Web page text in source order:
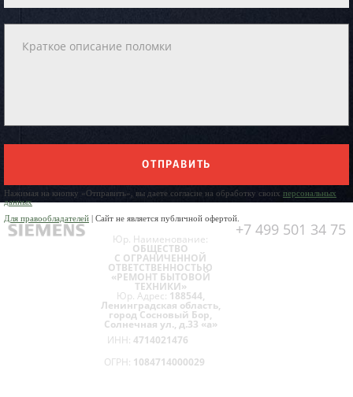
ОТПРАВИТЬ
Нажимая на кнопку «Отправить», вы даете согласие на обработку своих персональных
данных
Для правообладателей | Сайт не является публичной офертой.
+7 499 501 34 75
Юр. Наименование:
ОБЩЕСТВО
С ОГРАНИЧЕННОЙ
ОТВЕТСТВЕННОСТЬЮ
«РЕМОНТ БЫТОВОЙ
ТЕХНИКИ»
Юр. Адрес: 188544,
Ленинградская область,
город Сосновый Бор,
Солнечная ул., д.33 «а»
ИНН: 4714021476
ОГРН: 1084714000029